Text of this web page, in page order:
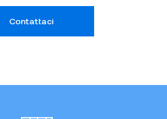
Contattaci